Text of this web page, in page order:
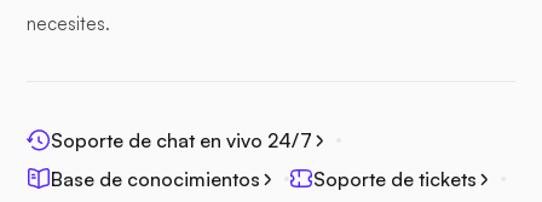
necesites.
Soporte de chat en vivo 24/7
Base de conocimientos
Soporte de tickets